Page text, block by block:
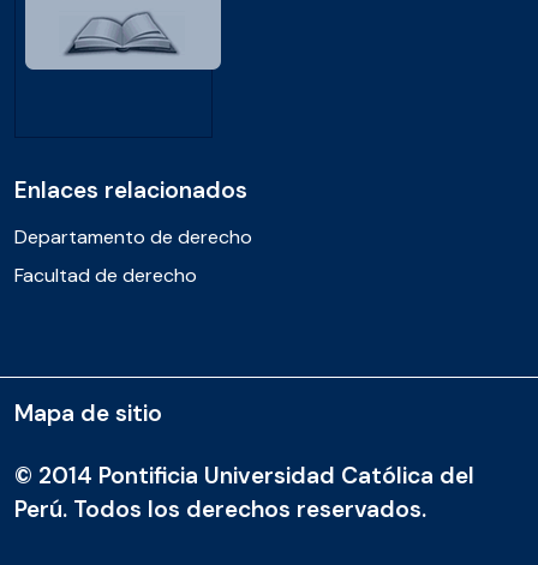
Enlaces relacionados
Departamento de derecho
Facultad de derecho
© 2014 Pontificia Universidad Católica del
Perú. Todos los derechos reservados.
Mapa de sitio